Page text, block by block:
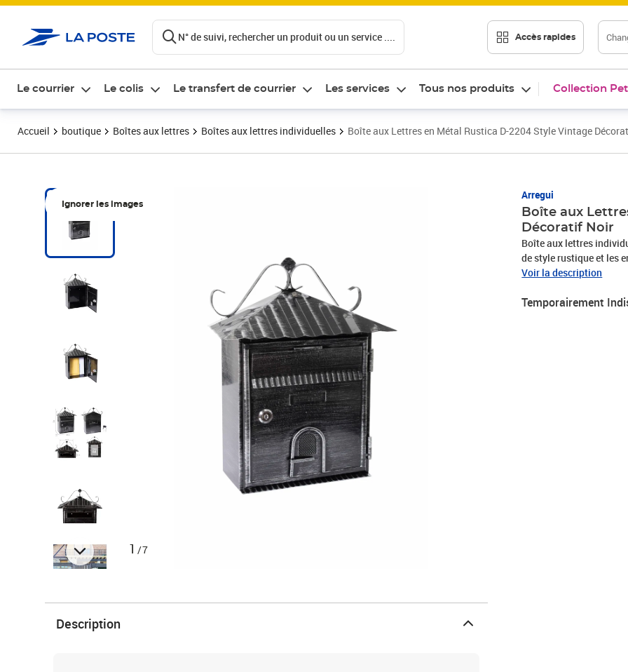
N° de suivi, rechercher un produit ou un service .... Accès rapides
Le courrier Le colis Le transfert de courrier Les services Tous nos produits Collection
Accueil boutique Boîtes aux lettres Boîtes aux lettres individuelles Boîte aux Lettres en Métal Rustica D-2204 Style Vintage
Ignorer les images
1 /7
Arregui
Boîte aux
Décoratif Noir
Boîte aux lettres
de style rustique et les
qui repousse l'eau de
A5): capacité pour
courrier: 22 x 2
Voir la description
Temporairement
Description